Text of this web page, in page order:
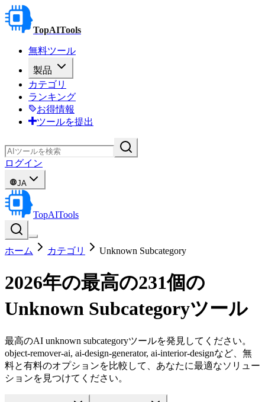
TopAITools
無料ツール
製品
カテゴリ
ランキング
お得情報
ツールを提出
ログイン
JA
TopAITools
ホーム カテゴリ Unknown Subcategory
2026年の最高の231個の
Unknown Subcategoryツール
最高のAI unknown subcategoryツールを発見してください。
object-remover-ai, ai-design-generator, ai-interior-designなど、無
料と有料のオプションを比較して、あなたに最適なソリュー
ションを見つけてください。